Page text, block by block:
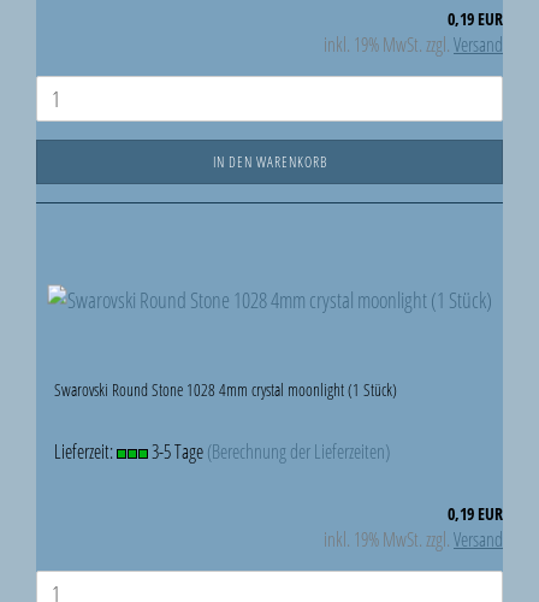
0,19 EUR
inkl. 19% MwSt. zzgl.Versand
IN DEN WARENKORB
Swarovski Round Stone 1028 4mm crystal moonlight (1 Stück)
Lieferzeit: 3-5 Tage(Berechnung der Lieferzeiten)
0,19 EUR
inkl. 19% MwSt. zzgl.Versand